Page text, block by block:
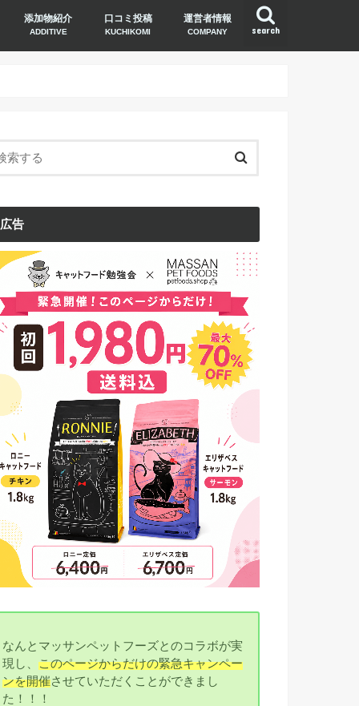
search
添加物紹介
ADDITIVE
口コミ投稿
KUCHIKOMI
運営者情報
COMPANY
広告
なんとマッサンペットフーズとのコラボが実
現し、このページからだけの緊急キャンペー
ンを開催させていただくことができまし
た！！！